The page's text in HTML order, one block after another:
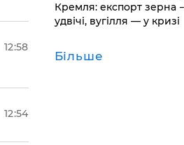
12:58
12:54
Кремля: експорт зерна
удвічі, вугілля — у кризі
Більше